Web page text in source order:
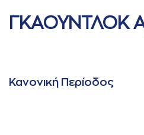
ΓΚAΟΥΝΤΛΟΚ
Κανονική Περίοδος